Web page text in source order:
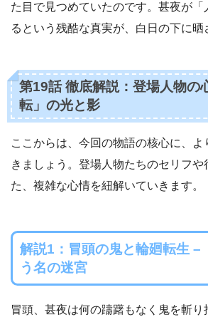
た目で見つめていたのです。甚夜が「
るという残酷な真実が、白日の下に晒
第19話 徹底解説：登場人物の
転」の光と影
ここからは、今回の物語の核心に、
きましょう。登場人物たちのセリフ
た、複雑な心情を紐解いていきます。
解説1：冒頭の鬼と輪廻転生 –
う名の迷宮
冒頭、甚夜は何の躊躇もなく鬼を斬